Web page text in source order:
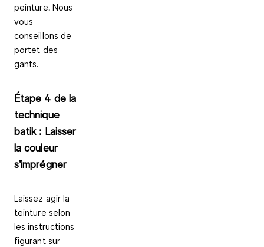
peinture. Nous
vous
conseillons de
portet des
gants.
Étape 4 de la
technique
batik : Laisser
la couleur
s'imprégner
Laissez agir la
teinture selon
lesinstructions
figurant sur